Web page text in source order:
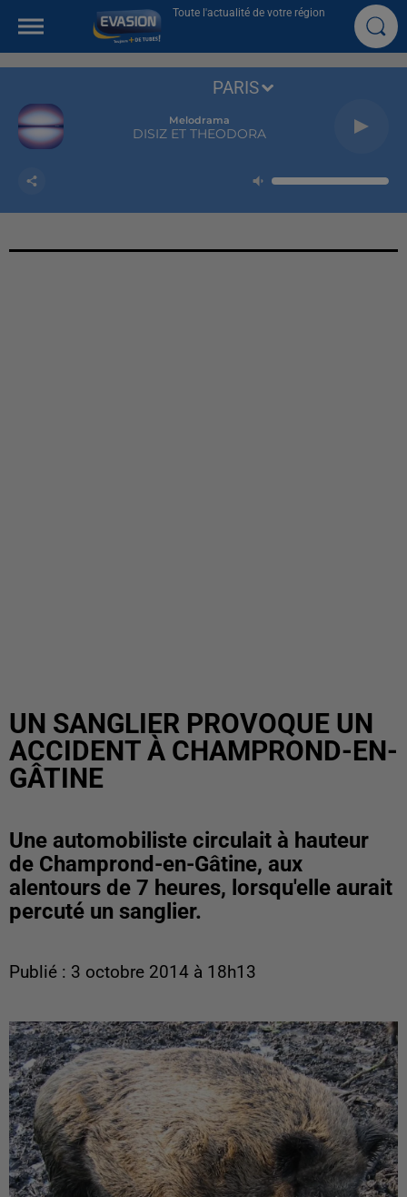
Toute l'actualité de votre région
Melodrama
DISIZ ET THEODORA
PARIS
UN SANGLIER PROVOQUE UN
ACCIDENT À CHAMPROND-EN-
GÂTINE
Une automobiliste circulait à hauteur
de Champrond-en-Gâtine, aux
alentours de 7 heures, lorsqu'elle aurait
percuté un sanglier.
Publié : 3 octobre 2014 à 18h13